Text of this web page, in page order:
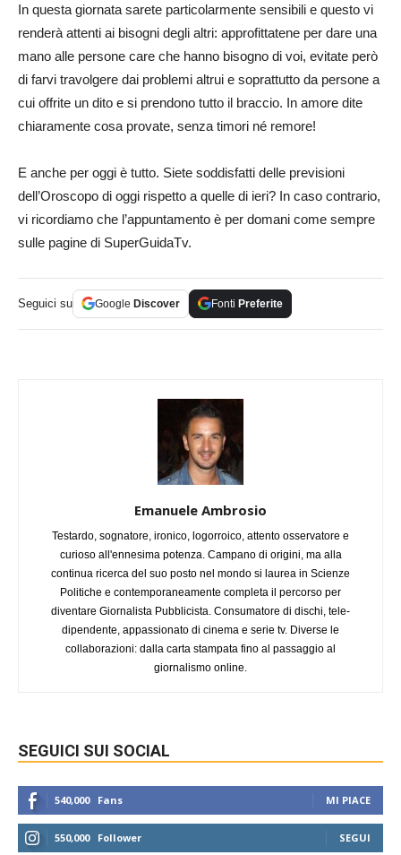
In questa giornata sarete particolarmente sensibili e questo vi
renderà attenti ai bisogni degli altri: approfittatene per dare una
mano alle persone care che hanno bisogno di voi, evitate però
di farvi travolgere dai problemi altrui e soprattutto da persone a
cui offrite un dito e si prendono tutto il braccio. In amore dite
chiaramente cosa provate, senza timori né remore!
E anche per oggi è tutto. Siete soddisfatti delle previsioni
dell’Oroscopo di oggi rispetto a quelle di ieri? In caso contrario,
vi ricordiamo che l’appuntamento è per domani come sempre
sulle pagine di SuperGuidaTv.
Seguici su Google Discover Fonti Preferite
Emanuele Ambrosio
Testardo, sognatore, ironico, logorroico, attento osservatore e
curioso all'ennesima potenza. Campano di origini, ma alla
continua ricerca del suo posto nel mondo si laurea in Scienze
Politiche e contemporaneamente completa il percorso per
diventare Giornalista Pubblicista. Consumatore di dischi, tele-
dipendente, appassionato di cinema e serie tv. Diverse le
collaborazioni: dalla carta stampata fino al passaggio al
giornalismo online.
SEGUICI SUI SOCIAL
540,000 Fans MI PIACE
550,000 Follower SEGUI